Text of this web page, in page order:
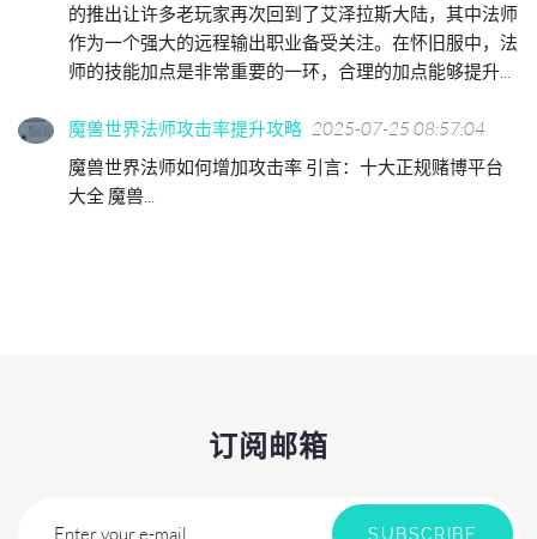
的推出让许多老玩家再次回到了艾泽拉斯大陆，其中法师
作为一个强大的远程输出职业备受关注。在怀旧服中，法
师的技能加点是非常重要的一环，合理的加点能够提升...
魔兽世界法师攻击率提升攻略 2025-07-25 08:57:04
魔兽世界法师如何增加攻击率 引言：十大正规赌博平台
大全 魔兽...
订阅邮箱
Enter your e-mail SUBSCRIBE